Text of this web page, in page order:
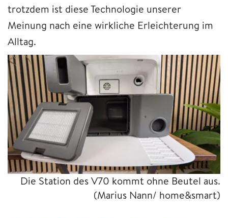
trotzdem ist diese Technologie unserer
Meinung nach eine wirkliche Erleichterung im
Alltag.
Die Station des V70 kommt ohne Beutel aus.
(Marius Nann/ home&smart)